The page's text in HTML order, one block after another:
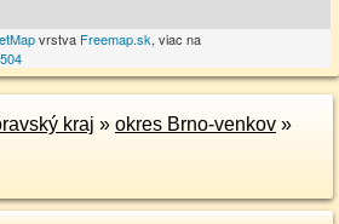
vrstva Freemap.sk, viac na
kraj » okres Brno-venkov »